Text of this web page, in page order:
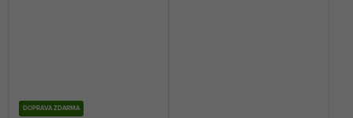
DOPRAVA ZDARMA